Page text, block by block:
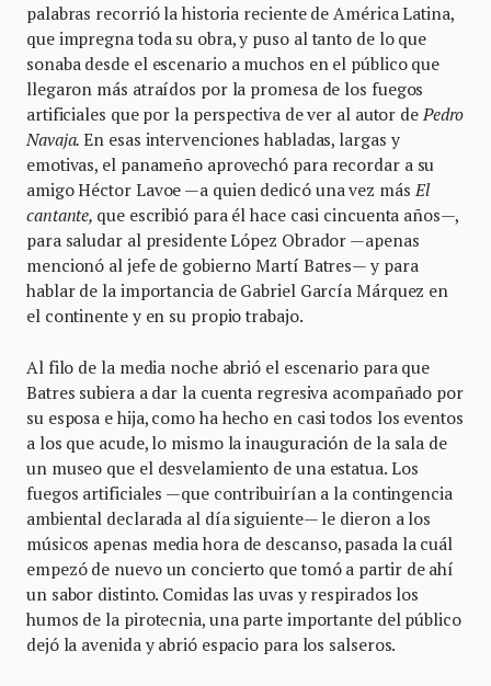
palabras recorrió la historia reciente de América Latina,
que impregna toda su obra, y puso al tanto de lo que
sonaba desde el escenario a muchos en el público que
llegaron más atraídos por la promesa de los fuegos
artificiales que por la perspectiva de ver al autor dePedro
Navaja.En esas intervenciones habladas, largas y
emotivas, el panameño aprovechó para recordar a su
amigo Héctor Lavoe —a quien dedicó una vez másEl
cantante, que escribió para él hace casi cincuenta años—,
para saludar al presidente López Obrador —apenas
mencionó al jefe de gobierno Martí Batres— y para
hablar de la importancia de Gabriel García Márquez en
el continente y en su propio trabajo.
Al filo de la media noche abrió el escenario para que
Batres subiera a dar la cuenta regresiva acompañado por
su esposa e hija, como ha hecho en casi todos los eventos
a los que acude, lo mismo la inauguración de la sala de
un museo que el desvelamiento de una estatua. Los
fuegos artificiales —que contribuirían a la contingencia
ambiental declarada al día siguiente— le dieron a los
músicos apenas media hora de descanso, pasada la cuál
empezó de nuevo un concierto que tomó a partir de ahí
un sabor distinto. Comidas las uvas y respirados los
humos de la pirotecnia, una parte importante del público
dejó la avenida y abrió espacio para los salseros.